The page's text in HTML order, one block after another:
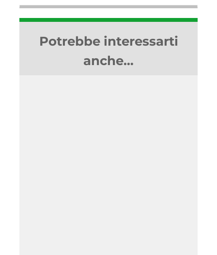
Potrebbe interessarti
anche…